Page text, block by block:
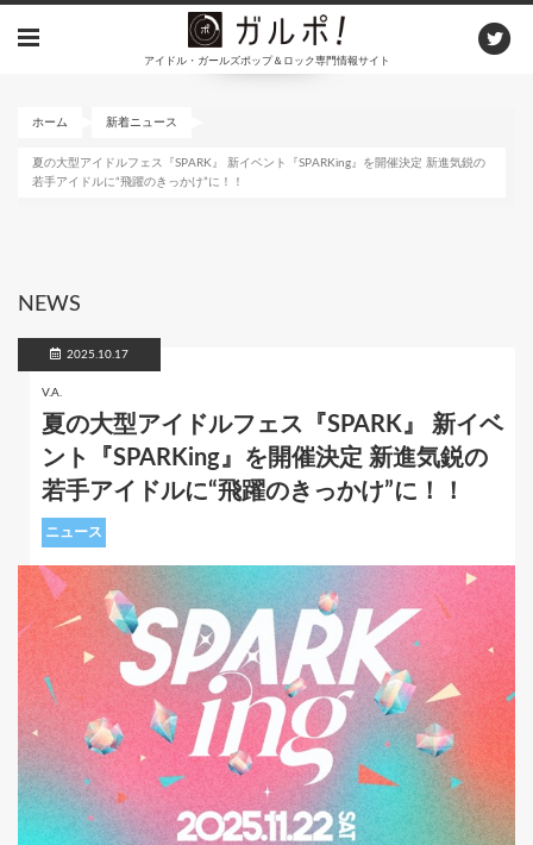
アイドル・ガールズポップ＆ロック専門情報サイト
ホーム 新着ニュース
夏の大型アイドルフェス『SPARK』 新イベント『SPARKing』を開催決定 新進気鋭の
若手アイドルに“飛躍のきっかけ”に！！
NEWS
2025.10.17
V.A.
夏の大型アイドルフェス『SPARK』 新イベ
ント『SPARKing』を開催決定 新進気鋭の
若手アイドルに“飛躍のきっかけ”に！！
ニュース